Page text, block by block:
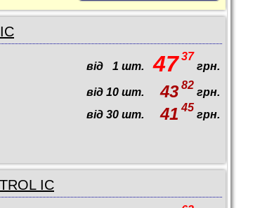
від 1 шт. 47 37
грн.
від 10 шт. 43 82
грн.
від 30 шт. 41 45
грн.
IC